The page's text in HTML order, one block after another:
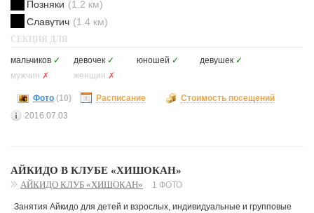
Позняки (1.2 км)
Славутич (1.4 км)
СЕКЦИЯ ДЛЯ
мальчиков ✓ девочек ✓ юношей ✓ девушек ✓
мужчин ✗ женщин ✗
Фото (10) Расписание
Стоимость посещений
2016.07.03
АЙКИДО В КЛУБЕ «ХИШОКАН»
АЙКИДО КЛУБ «ХИШОКАН» 1 ФОТО
Занятия Айкидо для детей и взрослых, индивидуальные и групповые